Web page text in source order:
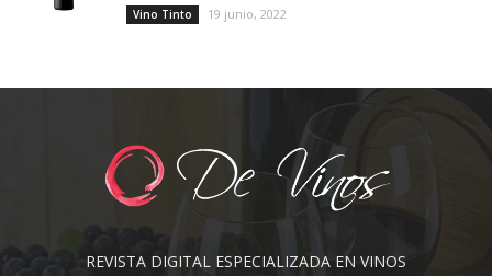
Vino Tinto 19 junio, 2022
REVISTA DIGITAL ESPECIALIZADA EN VINOS